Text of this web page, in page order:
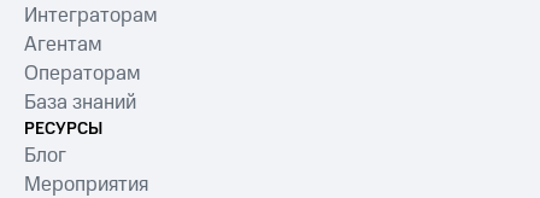
Интеграторам
Агентам
Операторам
База знаний
РЕСУРСЫ
Блог
Мероприятия